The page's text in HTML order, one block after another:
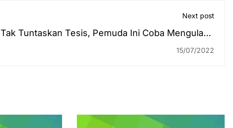
Next post
Tak Tuntaskan Tesis, Pemuda Ini Coba Mengulang
Kuliah Lagi
15/07/2022